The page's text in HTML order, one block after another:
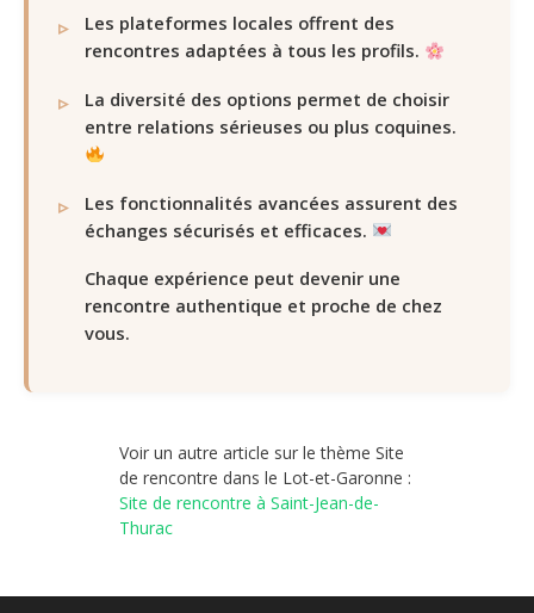
Les plateformes locales offrent des
rencontres adaptées à tous les profils.
La diversité des options permet de choisir
entre relations sérieuses ou plus coquines.
Les fonctionnalités avancées assurent des
échanges sécurisés et efficaces.
Chaque expérience peut devenir une
rencontre authentique et proche de chez
vous.
Voir un autre article sur le thème Site
de rencontre dans le Lot-et-Garonne :
Site de rencontre à Saint-Jean-de-
Thurac